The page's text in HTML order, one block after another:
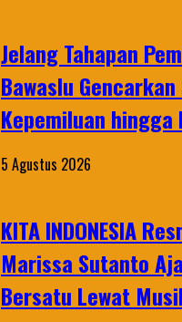
Jelang Tahapan
Bawaslu
Kepemiluan hingga
5 Agustus 2026
KITA INDONESIA
Marissa Sutanto
Bersatu Lewat